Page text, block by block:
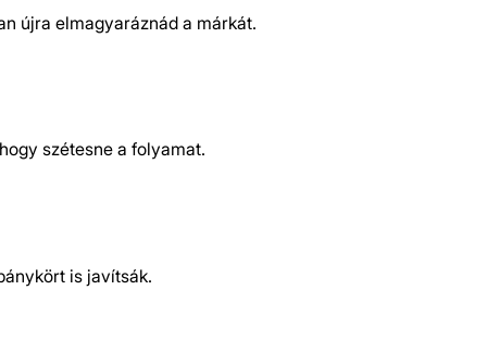
újra elmagyaráznád a márkát.
szétesne a folyamat.
is javítsák.